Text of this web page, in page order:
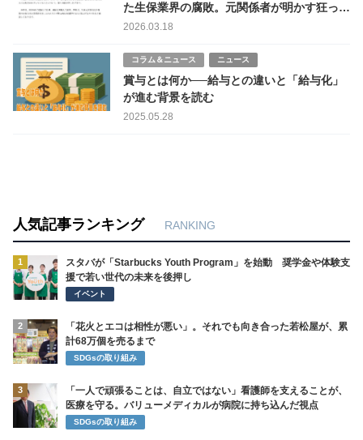
た生保業界の腐敗。元関係者が明かす狂った
インセンティブ体系の罠
2026.03.18
コラム＆ニュース ニュース
賞与とは何か──給与との違いと「給与化」
が進む背景を読む
2025.05.28
人気記事ランキング RANKING
1
スタバが「Starbucks Youth Program」を始動 奨学金や体験支
援で若い世代の未来を後押し
イベント
2
「花火とエコは相性が悪い」。それでも向き合った若松屋が、累
計68万個を売るまで
SDGsの取り組み
3
「一人で頑張ることは、自立ではない」看護師を支えることが、
医療を守る。バリューメディカルが病院に持ち込んだ視点
SDGsの取り組み